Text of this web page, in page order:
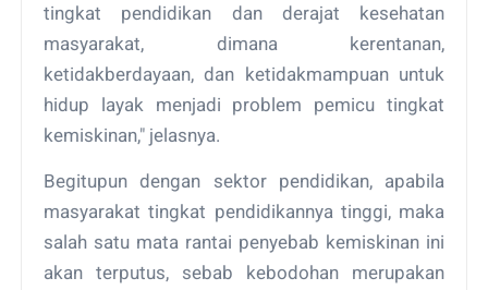
tingkat pendidikan dan derajat kesehatan
masyarakat, dimana kerentanan,
ketidakberdayaan, dan ketidakmampuan untuk
hidup layak menjadi problem pemicu tingkat
kemiskinan," jelasnya.
Begitupun dengan sektor pendidikan, apabila
masyarakat tingkat pendidikannya tinggi, maka
salah satu mata rantai penyebab kemiskinan ini
akan terputus, sebab kebodohan merupakan